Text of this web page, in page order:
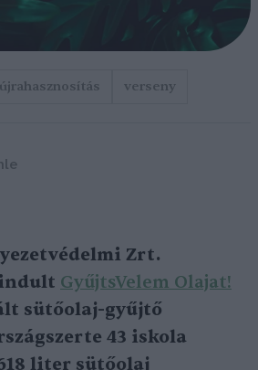
újrahasznosítás verseny
Zrt.
GyűjtsVelem Olajat!
sütőolaj-gyűjtő
43 iskola
liter sütőolaj